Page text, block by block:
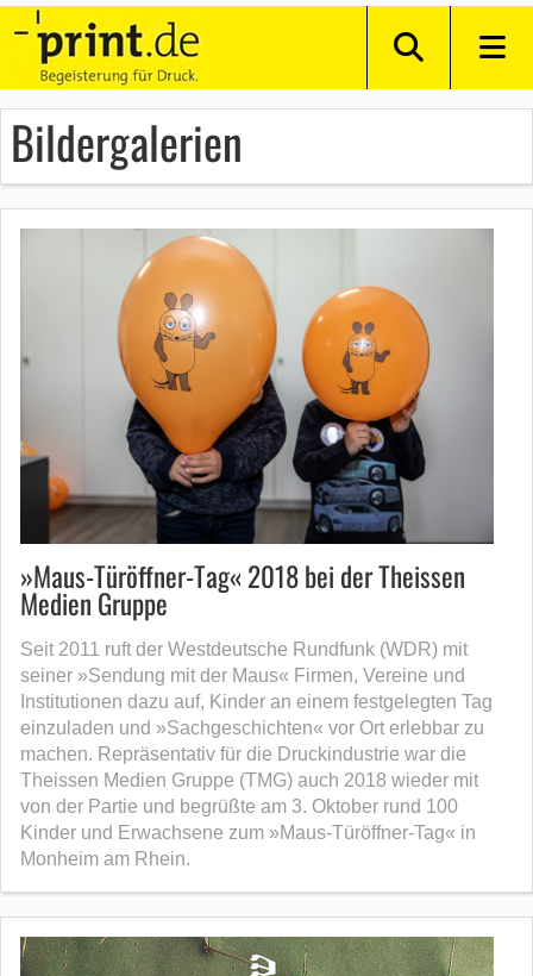
Bildergalerien
»Maus-Türöffner-Tag« 2018 bei der Theissen
Medien Gruppe
Seit 2011 ruft der Westdeutsche Rundfunk (WDR) mit
seiner »Sendung mit der Maus« Firmen, Vereine und
Institutionen dazu auf, Kinder an einem festgelegten Tag
einzuladen und »Sachgeschichten« vor Ort erlebbar zu
machen. Repräsentativ für die Druckindustrie war die
Theissen Medien Gruppe (TMG) auch 2018 wieder mit
von der Partie und begrüßte am 3. Ok­tober rund 100
Kinder und Erwachsene zum »Maus-Türöffner-Tag« in
Monheim am Rhein.